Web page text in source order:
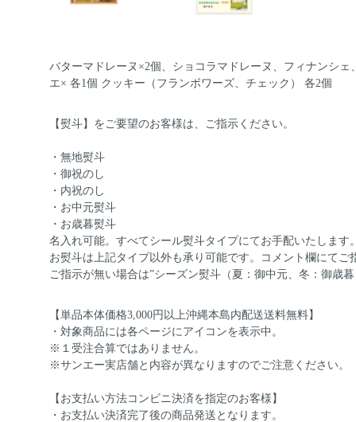
バターマドレーヌ×2個、ショコラマドレーヌ、フィナンシェ
エ× 各1個 クッキー（フランボワーズ、チェック） 各2個
【熨斗】をご要望のお客様は、ご指示ください。
・無地熨斗
・御祝のし
・内祝のし
・お中元熨斗
・お歳暮熨斗
名入れ可能。すべてシール熨斗タイプにてお手配いたします
お熨斗は上記タイプ以外も承り可能です。コメント欄にてご
ご指示が無い場合は”シーズン熨斗（夏：御中元、冬：御歳
【単品本体価格3,000円以上沖縄本島内配送送料無料】
・対象商品には各ページにアイコンを表示中。
※１受注合算ではありません。
※サンエー実店舗と内容が異なりますのでご注意ください。
【お支払い方法コンビニ決済を指定のお客様】
・お支払い決済完了後の商品発送となります。